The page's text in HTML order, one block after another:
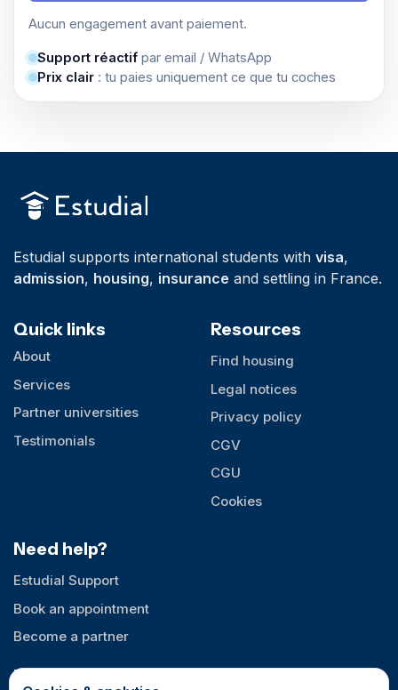
Aucun engagement avant paiement.
Support réactif par email / WhatsApp
Prix clair : tu paies uniquement ce que tu coches
Estudial supports international students with visa,
admission, housing, insurance and settling in France.
Quick links
About
Services
Partner universities
Testimonials
Resources
Find housing
Legal notices
Privacy policy
CGV
CGU
Cookies
Need help?
Estudial Support
Book an appointment
Become a partner
Follow us